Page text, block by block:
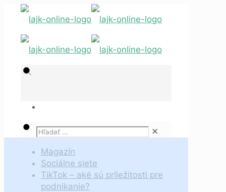
✕
Magazín
Sociálne siete
TikTok – aké sú príležitosti pre
podnikanie?